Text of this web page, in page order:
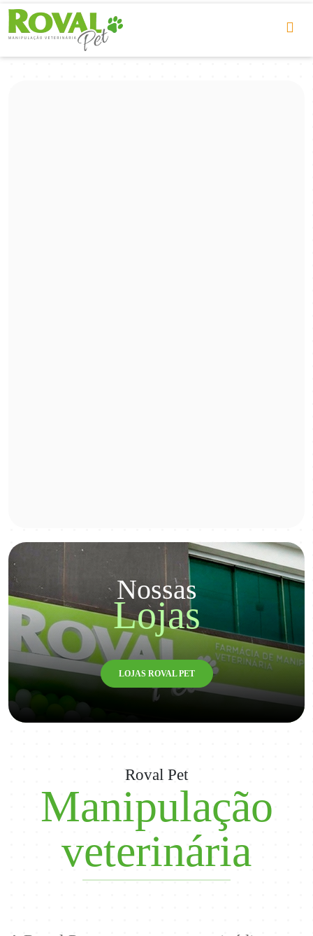
Produtos de
alta qualidade
Nossas
Lojas
LOJAS ROVAL PET
Roval Pet
Manipulação
veterinária